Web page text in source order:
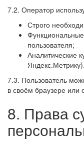
7.2. Оператор
Строго
пользователя;
Аналитические
Яндекс.Метрику).
7.3. Пользователь
в своём браузере или
8. Права